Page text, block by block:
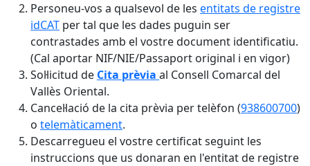
Personeu-vos a qualsevol de les entitats de registre
idCAT per tal que les dades puguin ser
contrastades amb el vostre document identificatiu.
(Cal aportar NIF/NIE/Passaport original i en vigor)
Sol·licitud de Cita prèvia al Consell Comarcal del
Vallès Oriental.
Cancel·lació de la cita prèvia per telèfon (938600700)
o telemàticament.
Descarregueu el vostre certificat seguint les
instruccions que us donaran en l'entitat de registre